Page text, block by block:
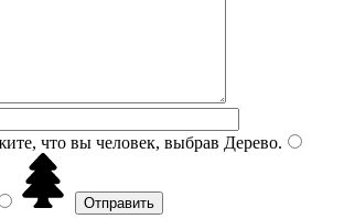
что вы человек, выбрав Дерево.